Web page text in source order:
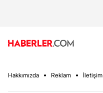
Hakkımızda Reklam İletişim